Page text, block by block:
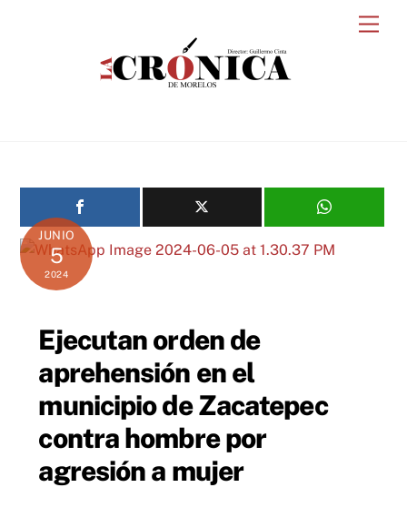
JUNIO
5
2024
Ejecutan orden de
aprehensión en el
municipio de Zacatepec
contra hombre por
agresión a mujer